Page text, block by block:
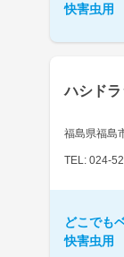
快害虫用
ハシド
福島県福島
TEL: 024-
どこでも
快害虫用